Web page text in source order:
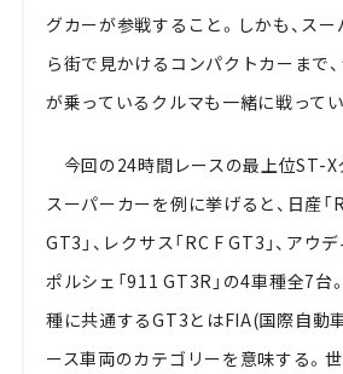
グカーが参戦すること。しかも、ス
ら街で見かけるコンパクトカーまで
が乗っているクルマも一緒に戦ってい
今回の24時間レースの最上位ST-X
スーパーカーを例に挙げると、日産
GT3」、レクサス「RC F GT3」、アウデ
ポルシェ「911 GT3R」の4車種全7台
種に共通するGT3とはFIA(国際自動
ース車両のカテゴリーを意味する。